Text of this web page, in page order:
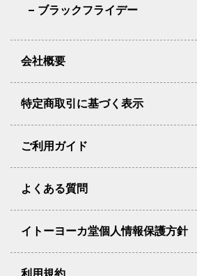
ブラックフライデー
会社概要
特定商取引に基づく表示
ご利用ガイド
よくある質問
イトーヨーカ堂個人情報保護方針
利用規約